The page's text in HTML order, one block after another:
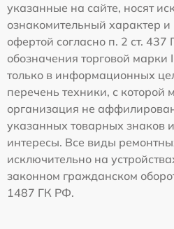
указанные на сайте, носят
ознакомительный характер
офертой согласно п. 2 ст.
обозначения торговой
только в информационных
перечень техники, с
организация не
указанных товарных знаков
интересы. Все виды
исключительно на
законном гражданском
1487 ГК РФ.